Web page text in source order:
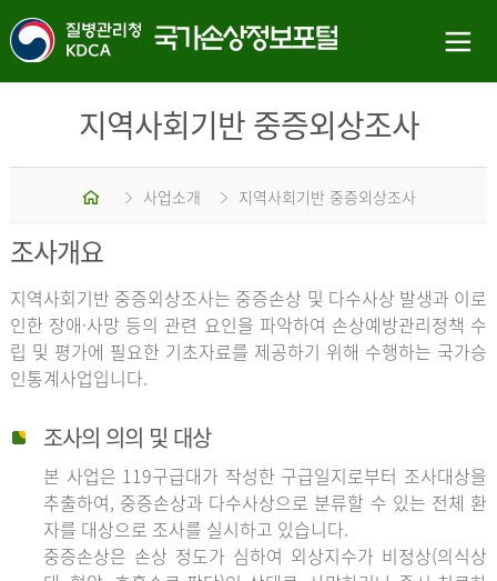
지역사회기반 중증외상조사
홈 사업소개 지역사회기반 중증외상조사
조사개요
지역사회기반 중증외상조사는 중증손상 및 다수사상 발생과 이로
인한 장애·사망 등의 관련 요인을 파악하여 손상예방관리정책 수
립 및 평가에 필요한 기초자료를 제공하기 위해 수행하는 국가승
인통계사업입니다.
조사의 의의 및 대상
본 사업은 119구급대가 작성한 구급일지로부터 조사대상을
추출하여, 중증손상과 다수사상으로 분류할 수 있는 전체 환
자를 대상으로 조사를 실시하고 있습니다.
중증손상은 손상 정도가 심하여 외상지수가 비정상(의식상